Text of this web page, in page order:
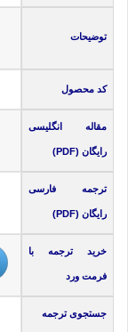
توضیحات
کد محصول
مقاله انگلیسی
رایگان (PDF)
ترجمه فارسی
رایگان (PDF)
خرید ترجمه با
فرمت ورد
جستجوی ترجمه